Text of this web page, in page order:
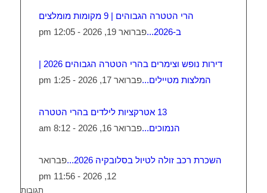
הרי הטטרה הגבוהים | 9 מקומות מומלצים
ב-2026...
פברואר 19, 2026 - 12:05 pm
דירות נופש וצימרים בהרי הטטרה הגבוהים 2026 |
המלצות מטיילים...פברואר 17, 2026 - 1:25 pm
13 אטרקציות לילדים בהרי הטטרה
הנמוכים...פברואר 16, 2026 - 8:12 am
השכרת רכב זולה לטיול בסלובקיה 2026...
פברואר
12, 2026 - 11:56 pm
תגובות